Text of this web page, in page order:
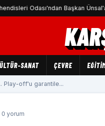
Başkan Ünsal'a yanıt:
SANAT ÇEVRE
Play-off'u garantile...
0 yorum